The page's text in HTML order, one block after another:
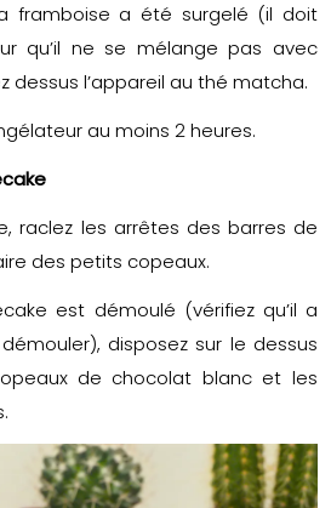
framboise a été surgelé (il doit
qu’il ne se mélange pas avec
dessus l’appareil au thé matcha.
au moins 2 heures.
raclez les arrêtes des barres de
des petits copeaux.
est démoulé (vérifiez qu’il a
disposez sur le dessus
de chocolat blanc et les